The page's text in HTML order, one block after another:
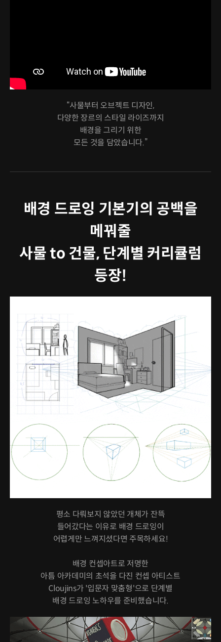
“사물부터 오브젝트 디자인,
다양한 장르의 스타일 라이즈까지
배경을 그리기 위한
모든 것을 담았습니다.”
배경 드로잉 기본기의 공백을
메꿔줄
사물 to 건물, 단계별 커리큘럼
등장!
평소 다뤄보지 않았던 개체가 잔뜩
들어갔다는 이유로 배경 드로잉이
어렵게만 느껴지셨다면 주목하세요!
배경 컨셉아트로 저명한
아틈 아카데미의 초석을 다진 컨셉 아티스트
Cloujins가 '입문자 맞춤형'으로 단계별
배경 드로잉 노하우를 준비했습니다.